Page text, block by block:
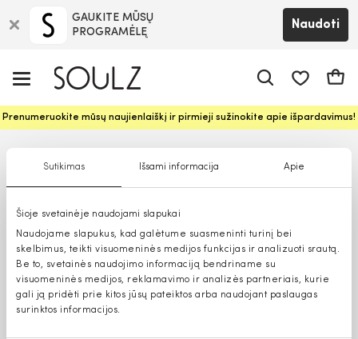
Sutikimas Išsami informacija Apie
Šioje svetainėje naudojami slapukai
Naudojame slapukus, kad galėtume suasmeninti turinį bei
skelbimus, teikti visuomeninės medijos funkcijas ir analizuoti srautą.
Be to, svetainės naudojimo informaciją bendriname su
visuomeninės medijos, reklamavimo ir analizės partneriais, kurie
gali ją pridėti prie kitos jūsų pateiktos arba naudojant paslaugas
surinktos informacijos.
GAUKITE MŪSŲ
PROGRAMĖLĘ
Naudoti
Prenumeruokite mūsų naujienlaiškį ir pirmieji sužinokite apie išpardavimus!